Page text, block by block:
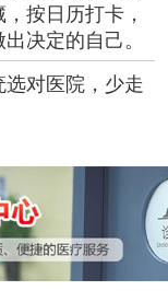
按日历打卡，
决定的自己。
对医院，少走